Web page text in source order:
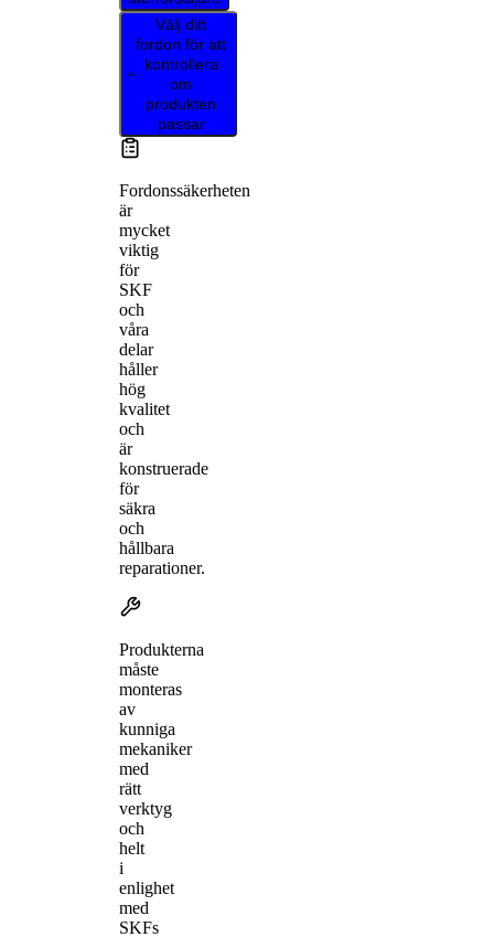
Välj ditt
fordon för att
kontrollera
om
produkten
passar
Fordonssäkerheten
är
mycket
viktig
för
SKF
och
våra
delar
håller
hög
kvalitet
och
är
konstruerade
för
säkra
och
hållbara
reparationer.
Produkterna
måste
monteras
av
kunniga
mekaniker
med
rätt
verktyg
och
helt
i
enlighet
med
SKFs